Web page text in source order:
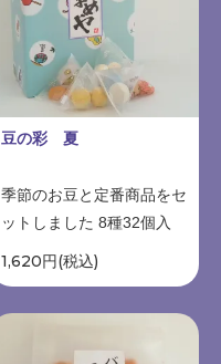
豆の彩 夏
季節のお豆と定番商品をセ
ットしました 8種32個入
1,620円(税込)